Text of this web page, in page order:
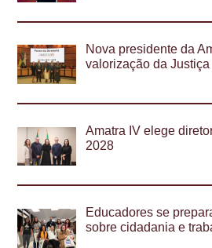
Nova presidente da
valorização da
Amatra IV elege
2028
Educadores se
sobre cidadania e